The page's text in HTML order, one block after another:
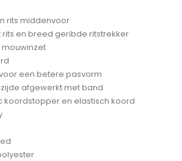
rits middenvoor
en breed geribde ritstrekker
mouwinzet
een betere pasvorm
afgewerkt met band
koordstopper en elastisch koord